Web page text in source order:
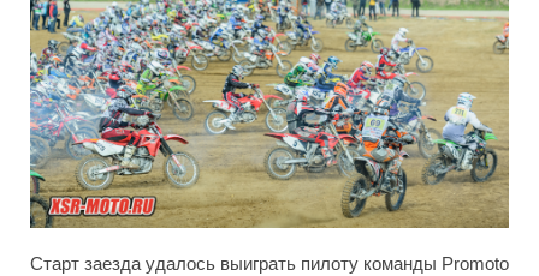
Старт заезда удалось выиграть пилоту команды Promoto